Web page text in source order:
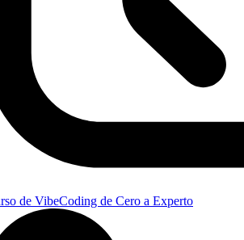
de VibeCoding de Cero a Experto